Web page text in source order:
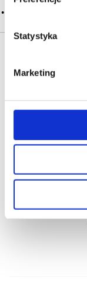
Statystyka
Marketing
Wino